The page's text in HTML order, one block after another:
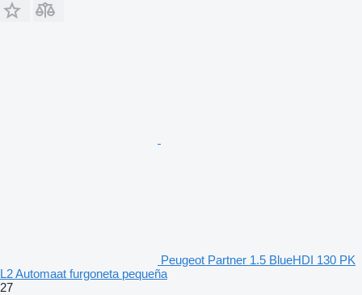
Peugeot Partner 1.5 BlueHDI 130 PK
L2 Automaat furgoneta pequeña
27